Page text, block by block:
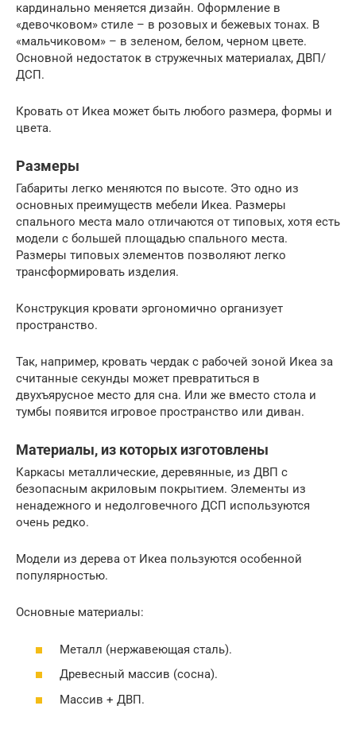
кардинально меняется дизайн. Оформление в
«девочковом» стиле – в розовых и бежевых тонах. В
«мальчиковом» – в зеленом, белом, черном цвете.
Основной недостаток в стружечных материалах, ДВП/
ДСП.
Кровать от Икеа может быть любого размера, формы и
цвета.
Размеры
Габариты легко меняются по высоте. Это одно из
основных преимуществ мебели Икеа. Размеры
спального места мало отличаются от типовых, хотя есть
модели с большей площадью спального места.
Размеры типовых элементов позволяют легко
трансформировать изделия.
Конструкция кровати эргономично организует
пространство.
Так, например, кровать чердак с рабочей зоной Икеа за
считанные секунды может превратиться в
двухъярусное место для сна. Или же вместо стола и
тумбы появится игровое пространство или диван.
Материалы, из которых изготовлены
Каркасы металлические, деревянные, из ДВП с
безопасным акриловым покрытием. Элементы из
ненадежного и недолговечного ДСП используются
очень редко.
Модели из дерева от Икеа пользуются особенной
популярностью.
Основные материалы:
Металл (нержавеющая сталь).
Древесный массив (сосна).
Массив + ДВП.